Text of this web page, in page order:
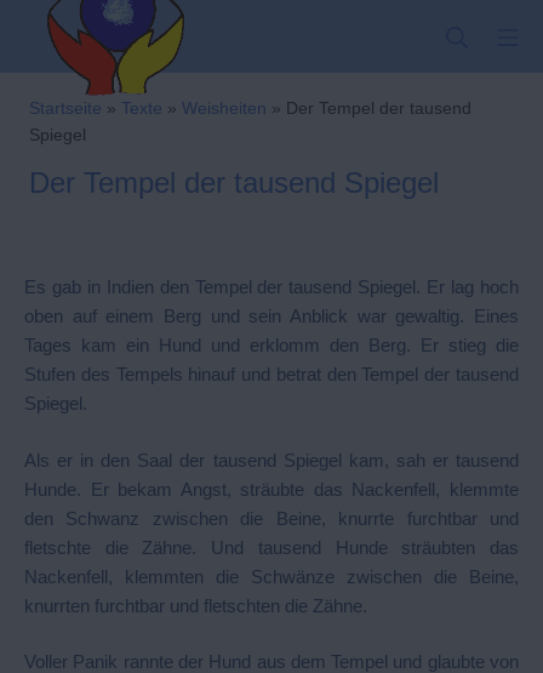
springen
Kindergarten-
Startseite » Texte » Weisheiten » Der Tempel der tausend
Spiegel
Der Tempel der tausend Spiegel
Es gab in Indien den Tempel der tausend Spiegel. Er lag hoch
oben auf einem Berg und sein Anblick war gewaltig. Eines
Tages kam ein Hund und erklomm den Berg. Er stieg die
Stufen des Tempels hinauf und betrat den Tempel der tausend
Spiegel.
Als er in den Saal der tausend Spiegel kam, sah er tausend
Hunde. Er bekam Angst, sträubte das Nackenfell, klemmte
den Schwanz zwischen die Beine, knurrte furchtbar und
fletschte die Zähne. Und tausend Hunde sträubten das
Nackenfell, klemmten die Schwänze zwischen die Beine,
knurrten furchtbar und fletschten die Zähne.
Voller Panik rannte der Hund aus dem Tempel und glaubte von